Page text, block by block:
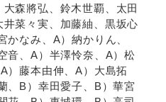
森將弘、鈴木世覇、太田
菜々実、加藤紬、黒坂心
かなみ、A）納かりん、
音、A）半澤怜奈、A）松
）藤本由伸、A）大島拓
、B）幸田愛子、B）華宮